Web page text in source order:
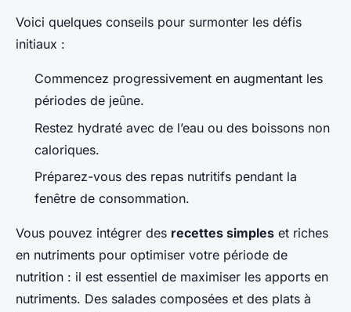
Voici quelques conseils pour surmonter les défis
initiaux :
Commencez progressivement en augmentant les
périodes de jeûne.
Restez hydraté avec de l’eau ou des boissons non
caloriques.
Préparez-vous des repas nutritifs pendant la
fenêtre de consommation.
Vous pouvez intégrer des recettes simples et riches
en nutriments pour optimiser votre période de
nutrition : il est essentiel de maximiser les apports en
nutriments. Des salades composées et des plats à